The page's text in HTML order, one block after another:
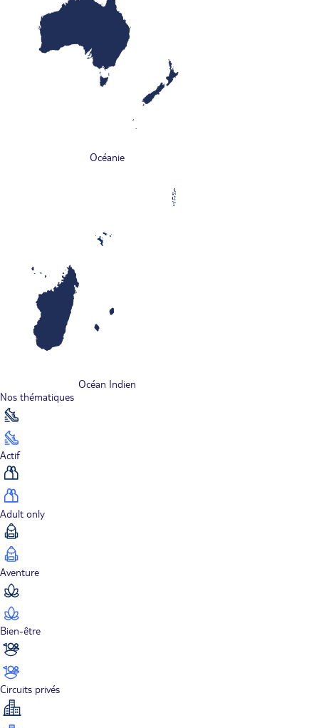
Océanie
Océan Indien
Nos thématiques
Actif
Adult only
Aventure
Bien-être
Circuits privés